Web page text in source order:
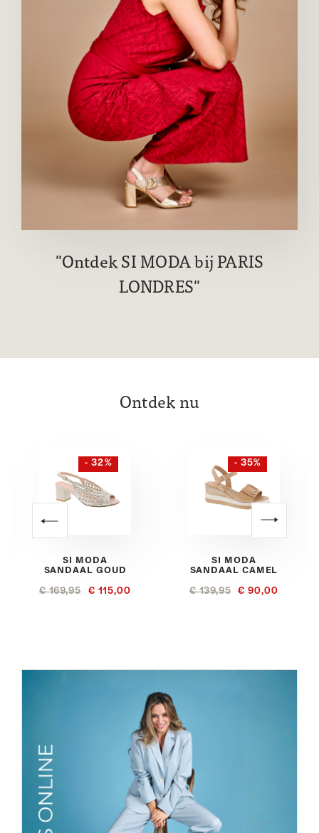
Ontdek SI MODA bij PARIS
LONDRES
Ontdek nu
- 32%
SI MODA
SANDAAL GOUD
€ 169,95 € 115,00
- 35%
SI MODA
SANDAAL CAMEL
€ 139,95 € 90,00